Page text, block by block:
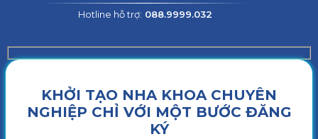
Hotline hỗ trợ: 088.9999.032
KHỞI TẠO NHA KHOA CHUYÊN
NGHIỆP CHỈ VỚI MỘT BƯỚC ĐĂNG
KÝ